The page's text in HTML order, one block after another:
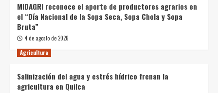
MIDAGRI reconoce el aporte de productores agrarios en
el “Día Nacional de la Sopa Seca, Sopa Chola y Sopa
Bruta”
4 de agosto de 2026
Agricultura
Salinización del agua y estrés hídrico frenan la
agricultura en Quilca